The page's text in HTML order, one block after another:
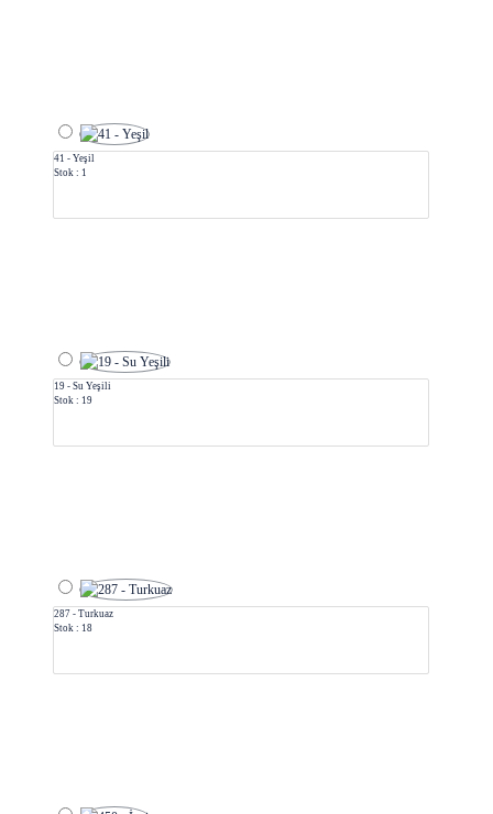
41 - Yeşil
Stok : 1
19 - Su Yeşili
Stok : 19
287 - Turkuaz
Stok : 18